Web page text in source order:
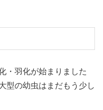
・羽化が始まりました
型の幼虫はまだもう少し